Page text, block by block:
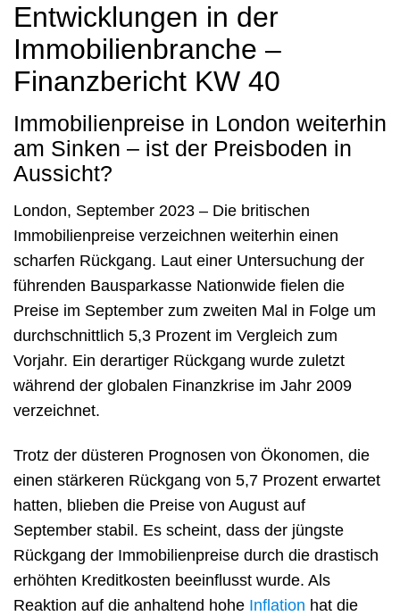
Entwicklungen in der
Immobilienbranche –
Finanzbericht KW 40
Immobilienpreise in London weiterhin
am Sinken – ist der Preisboden in
Aussicht?
London, September 2023 – Die britischen
Immobilienpreise verzeichnen weiterhin einen
scharfen Rückgang. Laut einer Untersuchung der
führenden Bausparkasse Nationwide fielen die
Preise im September zum zweiten Mal in Folge um
durchschnittlich 5,3 Prozent im Vergleich zum
Vorjahr. Ein derartiger Rückgang wurde zuletzt
während der globalen Finanzkrise im Jahr 2009
verzeichnet.
Trotz der düsteren Prognosen von Ökonomen, die
einen stärkeren Rückgang von 5,7 Prozent erwartet
hatten, blieben die Preise von August auf
September stabil. Es scheint, dass der jüngste
Rückgang der Immobilienpreise durch die drastisch
erhöhten Kreditkosten beeinflusst wurde. Als
Reaktion auf die anhaltend hohe Inflation hat die